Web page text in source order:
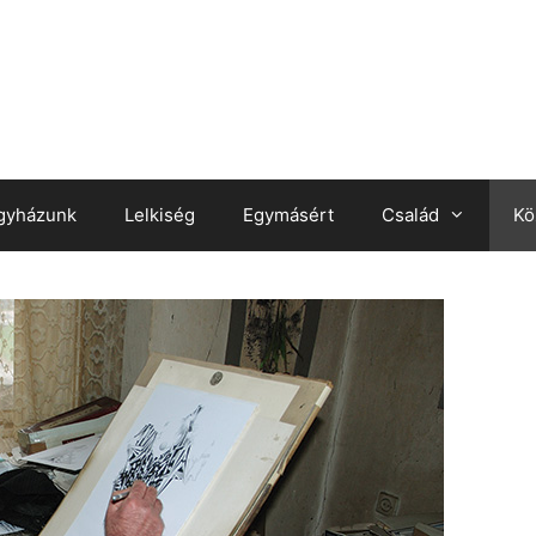
Lelkiség Egymásért Család